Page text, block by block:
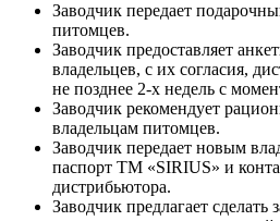
Заводчик передает
питомцев.
Заводчик предоставляет
владельцев, с их согласия,
не позднее 2-х недель с
Заводчик рекомендует
владельцам питомцев.
Заводчик передает новым
паспорт ТМ «SIRIUS» и
дистрибьютора.
Заводчик предлагает